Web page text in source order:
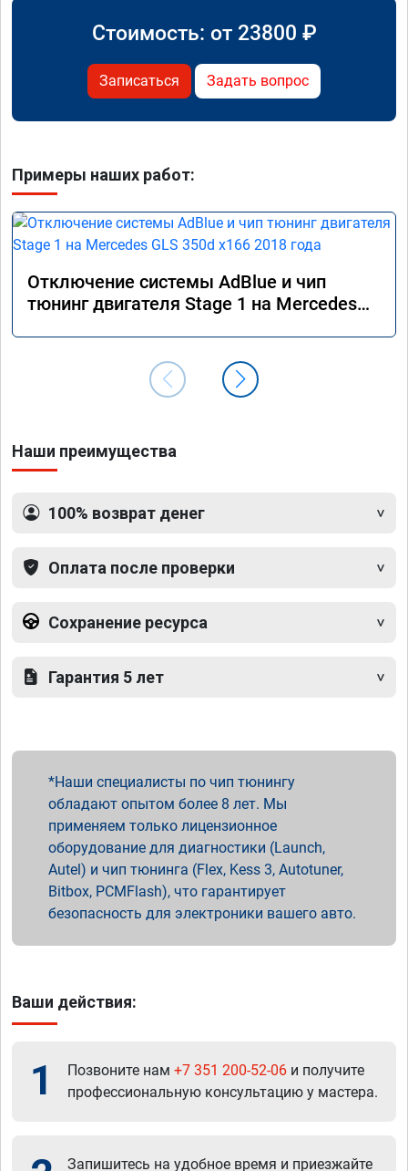
Стоимость: от 23800 ₽
Записаться Задать вопрос
Примеры наших работ:
Отключение системы AdBlue и чип
тюнинг двигателя Stage 1 на Mercedes
Наши преимущества
100% возврат денег
Оплата после проверки
Сохранение ресурса
Гарантия 5 лет
Наши специалисты по чип тюнингу
обладают опытом более 8 лет. Мы
применяем только лицензионное
оборудование для диагностики (Launch,
Autel) и чип тюнинга (Flex, Kess 3, Autotuner,
Bitbox, PCMFlash), что гарантирует
безопасность для электроники вашего авто.
Ваши действия:
1 Позвоните нам +7 351 200-52-06 и получите
профессиональную консультацию у мастера.
Запишитесь на удобное время и приезжайте